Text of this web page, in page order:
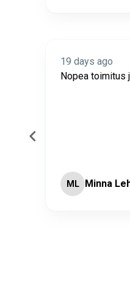
19 days ago
Nopea toimitus
ML Minna